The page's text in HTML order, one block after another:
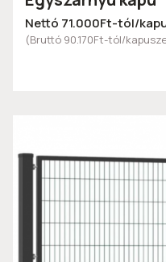
Nettó 71.000Ft-tól/
(Bruttó 90.170Ft-tól/